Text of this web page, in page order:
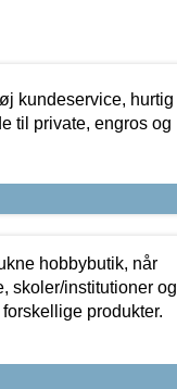
kundeservice, hurtig
til private, engros og
hobbybutik, når
skoler/institutioner og
produkter.